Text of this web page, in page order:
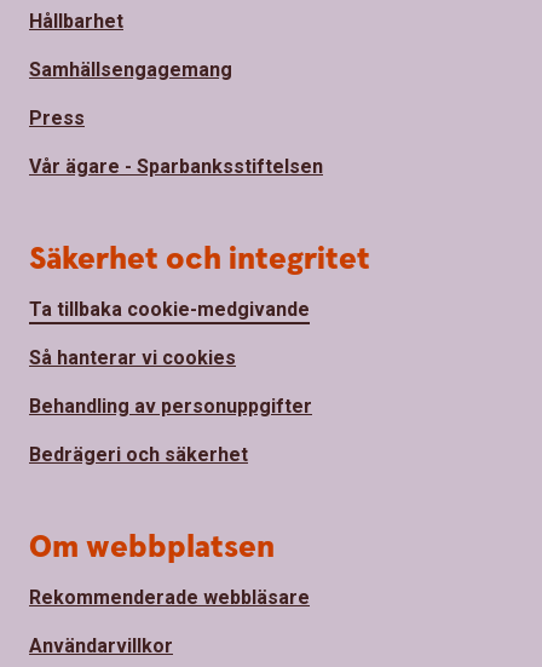
Hållbarhet
Samhällsengagemang
Press
Vår ägare - Sparbanksstiftelsen
Säkerhet och integritet
Ta tillbaka cookie-medgivande
Så hanterar vi cookies
Behandling av personuppgifter
Bedrägeri och säkerhet
Om webbplatsen
Rekommenderade webbläsare
Användarvillkor